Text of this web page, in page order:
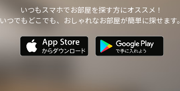
いつもスマホでお部屋を探す方にオススメ！
いつでもどこでも、おしゃれなお部屋が簡単に探せます。